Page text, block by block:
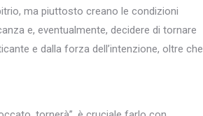
ma piuttosto creano le condizioni
e, eventualmente, decidere di tornare
e dalla forza dell’intenzione, oltre che